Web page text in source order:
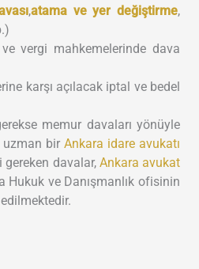
,atama ve yer değiştirme,
ve vergi mahkemelerinde dava
karşı açılacak iptal ve bedel
memur davaları yönüyle
uzman bir Ankara idare avukatı
gereken davalar, Ankara avukat
Hukuk ve Danışmanlık ofisinin